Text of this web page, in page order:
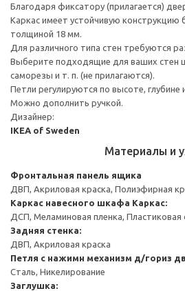
Благодаря фиксатору (прилагается)
Каркас имеет устойчивую конструкцию
толщиной 18 мм.
Для различного типа стен требуются
Выберите подходящие для ваших стен
саморезы и т. п. (не прилагаются).
Петли регулируются по высоте, глубине
Можно дополнить ручкой.
Дизайнер:
IKEA of Sweden
Материалы и
Фронтальная панель ящика
ДВП, Акриловая краска, Полиэфирная
Каркас навесного шкафа Каркас:
ДСП, Меламиновая пленка, Пластиковая
Задняя стенка:
ДВП, Акриловая краска
Петля с нажимн механизм д/гориз дв
Сталь, Никелирование
Заглушка: